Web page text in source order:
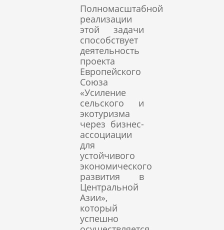
Полномасштабной
реализации
этой задачи
способствует
деятельность
проекта
Европейского
Союза
«Усиление
сельского и
экотуризма
через бизнес-
ассоциации
для
устойчивого
экономического
развития в
Центральной
Азии»,
который
успешно